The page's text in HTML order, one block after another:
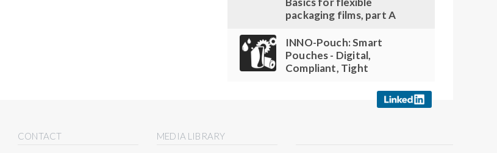
packaging films, part A
INNO-Pouch: Smart
Pouches - Digital,
Compliant, Tight
CONTACT MEDIA LIBRARY